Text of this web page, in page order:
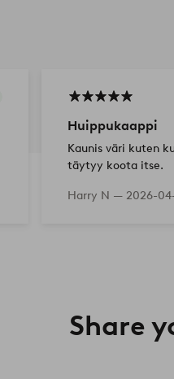
Huippukaappi
Kaunis väri kuten
täytyy koota itse.
Harry N — 2026-
Share